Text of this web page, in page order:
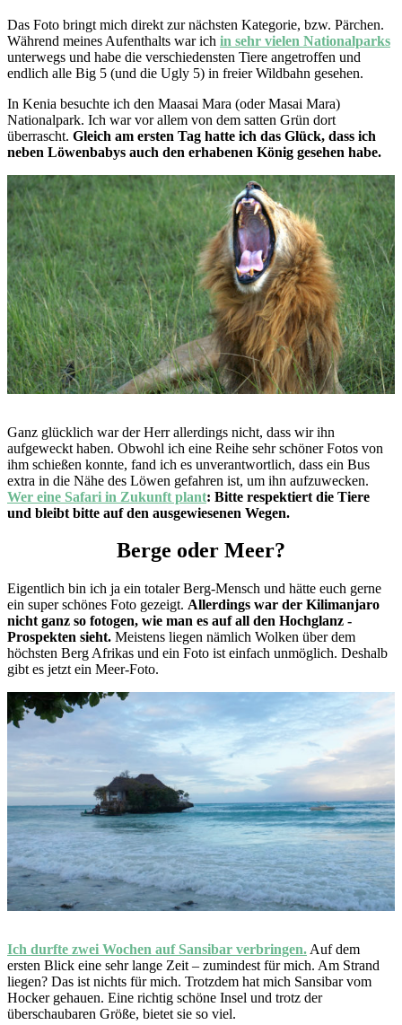
Das Foto bringt mich direkt zur nächsten Kategorie, bzw. Pärchen.
Während meines Aufenthalts war ich in sehr vielen Nationalparks
unterwegs und habe die verschiedensten Tiere angetroffen und
endlich alle Big 5 (und die Ugly 5) in freier Wildbahn gesehen.
In Kenia besuchte ich den Maasai Mara (oder Masai Mara)
Nationalpark. Ich war vor allem von dem satten Grün dort
überrascht. Gleich am ersten Tag hatte ich das Glück, dass ich
neben Löwenbabys auch den erhabenen König gesehen habe.
Ganz glücklich war der Herr allerdings nicht, dass wir ihn
aufgeweckt haben. Obwohl ich eine Reihe sehr schöner Fotos von
ihm schießen konnte, fand ich es unverantwortlich, dass ein Bus
extra in die Nähe des Löwen gefahren ist, um ihn aufzuwecken.
Wer eine Safari in Zukunft plant: Bitte respektiert die Tiere
und bleibt bitte auf den ausgewiesenen Wegen.
Berge oder Meer?
Eigentlich bin ich ja ein totaler Berg-Mensch und hätte euch gerne
ein super schönes Foto gezeigt. Allerdings war der Kilimanjaro
nicht ganz so fotogen, wie man es auf all den Hochglanz -
Prospekten sieht. Meistens liegen nämlich Wolken über dem
höchsten Berg Afrikas und ein Foto ist einfach unmöglich. Deshalb
gibt es jetzt ein Meer-Foto.
Ich durfte zwei Wochen auf Sansibar verbringen. Auf dem
ersten Blick eine sehr lange Zeit – zumindest für mich. Am Strand
liegen? Das ist nichts für mich. Trotzdem hat mich Sansibar vom
Hocker gehauen. Eine richtig schöne Insel und trotz der
überschaubaren Größe, bietet sie so viel.